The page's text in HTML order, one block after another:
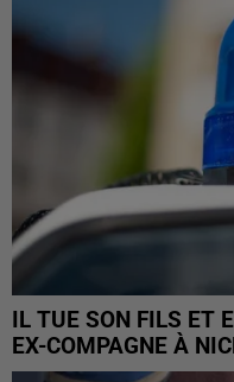
IL TUE SON FILS ET
EX-COMPAGNE À